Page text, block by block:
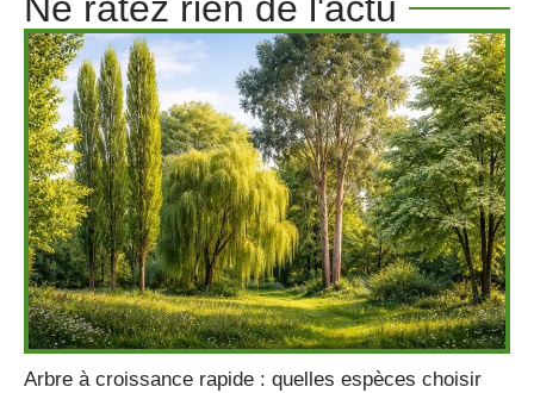
Arbre à croissance rapide : quelles espèces choisir